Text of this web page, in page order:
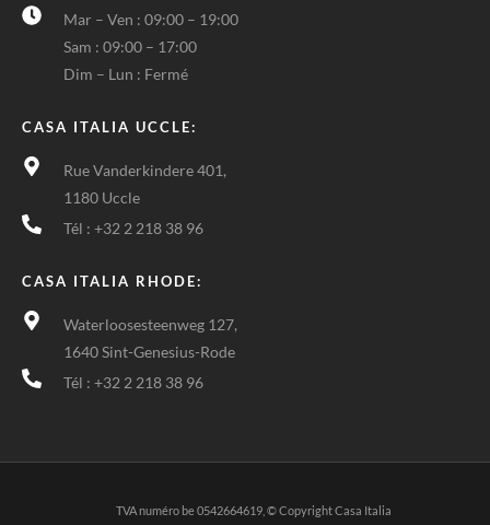
Mar – Ven : 09:00 – 19:00
Sam : 09:00 – 17:00
Dim – Lun : Fermé
CASA ITALIA UCCLE:
Rue Vanderkindere 401,
1180 Uccle
Tél : +32 2 218 38 96
CASA ITALIA RHODE:
Waterloosesteenweg 127,
1640 Sint-Genesius-Rode
Tél : +32 2 218 38 96
TVA numéro be 0542664619, © Copyright Casa Italia